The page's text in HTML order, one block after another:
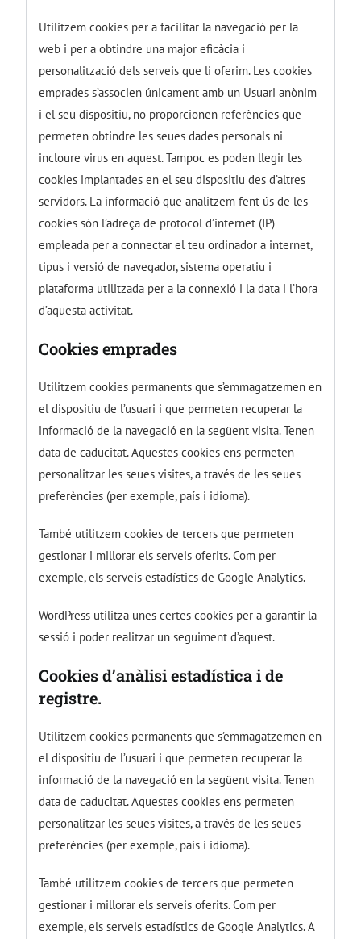
Utilitzem cookies per a facilitar la navegació per la
web i per a obtindre una major eficàcia i
personalització dels serveis que li oferim. Les cookies
emprades s’associen únicament amb un Usuari anònim
i el seu dispositiu, no proporcionen referències que
permeten obtindre les seues dades personals ni
incloure virus en aquest. Tampoc es poden llegir les
cookies implantades en el seu dispositiu des d’altres
servidors. La informació que analitzem fent ús de les
cookies són l’adreça de protocol d’internet (IP)
empleada per a connectar el teu ordinador a internet,
tipus i versió de navegador, sistema operatiu i
plataforma utilitzada per a la connexió i la data i l’hora
d’aquesta activitat.
Cookies emprades
Utilitzem cookies permanents que s’emmagatzemen en
el dispositiu de l’usuari i que permeten recuperar la
informació de la navegació en la següent visita. Tenen
data de caducitat. Aquestes cookies ens permeten
personalitzar les seues visites, a través de les seues
preferències (per exemple, país i idioma).
També utilitzem cookies de tercers que permeten
gestionar i millorar els serveis oferits. Com per
exemple, els serveis estadístics de Google Analytics.
WordPress utilitza unes certes cookies per a garantir la
sessió i poder realitzar un seguiment d’aquest.
Cookies d’anàlisi estadística i de
registre.
Utilitzem cookies permanents que s’emmagatzemen en
el dispositiu de l’usuari i que permeten recuperar la
informació de la navegació en la següent visita. Tenen
data de caducitat. Aquestes cookies ens permeten
personalitzar les seues visites, a través de les seues
preferències (per exemple, país i idioma).
També utilitzem cookies de tercers que permeten
gestionar i millorar els serveis oferits. Com per
exemple, els serveis estadístics de Google Analytics. A